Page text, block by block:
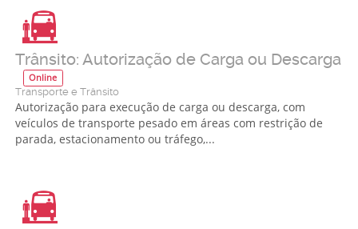
Trânsito: Autorização de Carga ou Descarga
Online
Transporte e Trânsito
Autorização para execução de carga ou descarga, com
veículos de transporte pesado em áreas com restrição de
parada, estacionamento ou tráfego,...